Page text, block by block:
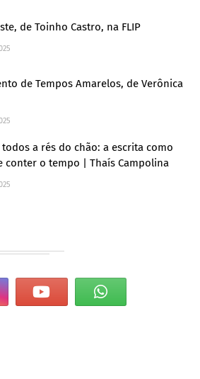
de Toinho Castro, na FLIP
de Tempos Amarelos, de Verônica
todos a rés do chão: a escrita como
conter o tempo | Thaís Campolina